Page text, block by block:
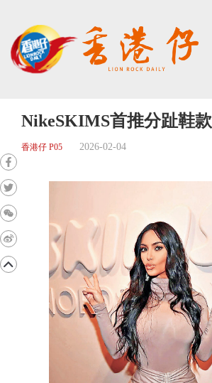
NikeSKIMS首推分趾鞋款
香港仔 P05 2026-02-04